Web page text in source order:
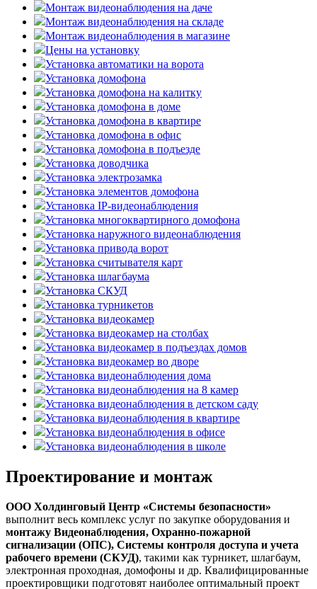
Монтаж видеонаблюдения на даче
Монтаж видеонаблюдения на складе
Монтаж видеонаблюдения в магазине
Цены на установку
Установка автоматики на ворота
Установка домофона
Установка домофона на калитку
Установка домофона в доме
Установка домофона в квартире
Установка домофона в офис
Установка домофона в подъезде
Установка доводчика
Установка электрозамка
Установка элементов домофона
Установка IP-видеонаблюдения
Установка многоквартирного домофона
Установка наружного видеонаблюдения
Установка привода ворот
Установка считывателя карт
Установка шлагбаума
Установка СКУД
Установка турникетов
Установка видеокамер
Установка видеокамер на столбах
Установка видеокамер в подъездах домов
Установка видеокамер во дворе
Установка видеонаблюдения дома
Установка видеонаблюдения на 8 камер
Установка видеонаблюдения в детском саду
Установка видеонаблюдения в квартире
Установка видеонаблюдения в офисе
Установка видеонаблюдения в школе
Проектирование и монтаж
ООО Холдинговый Центр «Системы безопасности»
выполнит весь комплекс услуг по закупке оборудования и
монтажу Видеонаблюдения, Охранно-пожарной
сигнализации (ОПС), Системы контроля доступа и учета
рабочего времени (СКУД), такими как турникет, шлагбаум,
электронная проходная, домофоны и др. Квалифицированные
проектировщики подготовят наиболее оптимальный проект